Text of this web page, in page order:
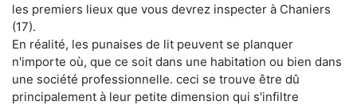
les premiers lieux que vous devrez inspecter à Chaniers
(17).
En réalité, les punaises de lit peuvent se planquer
n'importe où, que ce soit dans une habitation ou bien dans
une société professionnelle. ceci se trouve être dû
principalement à leur petite dimension qui s'infiltre